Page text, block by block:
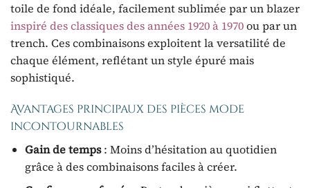
toile de fond idéale, facilement sublimée par un blazer
inspiré des classiques des années 1920 à 1970ou par un
trench. Ces combinaisons exploitent la versatilité de
chaque élément, reflétant un style épuré mais
sophistiqué.
Avantages principaux des pièces mode
incontournables
Gain de temps: Moins d’hésitation au quotidien
grâce à des combinaisons faciles à créer.